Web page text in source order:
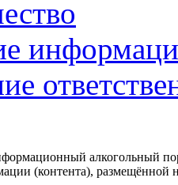
алкогольный
(контента), размещённой